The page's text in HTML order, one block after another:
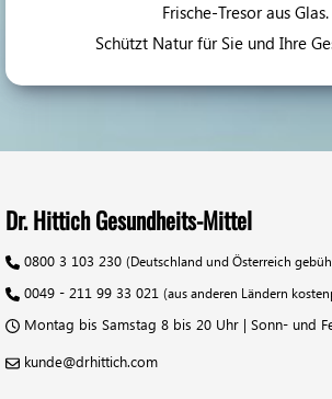
Frische-Tresor aus Glas.
Schützt Natur für Sie und Ihre
Dr. Hittich Gesundheits-Mittel
0800 3 103 230(Deutschland und Österreich
0049 - 211 99 33 021(aus anderen Ländern
Montag bis Samstag 8 bis 20 Uhr | Sonn- und
kunde@drhittich.com